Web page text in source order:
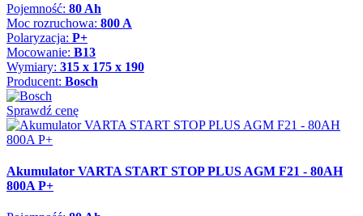
Pojemność: 80 Ah
Moc rozruchowa: 800 A
Polaryzacja: P+
Mocowanie: B13
Wymiary: 315 x 175 x 190
Producent: Bosch
Sprawdź cenę
Akumulator VARTA START STOP PLUS AGM F21 - 80AH
800A P+